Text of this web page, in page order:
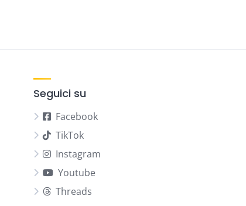
Seguici su
Facebook
TikTok
Instagram
Youtube
Threads